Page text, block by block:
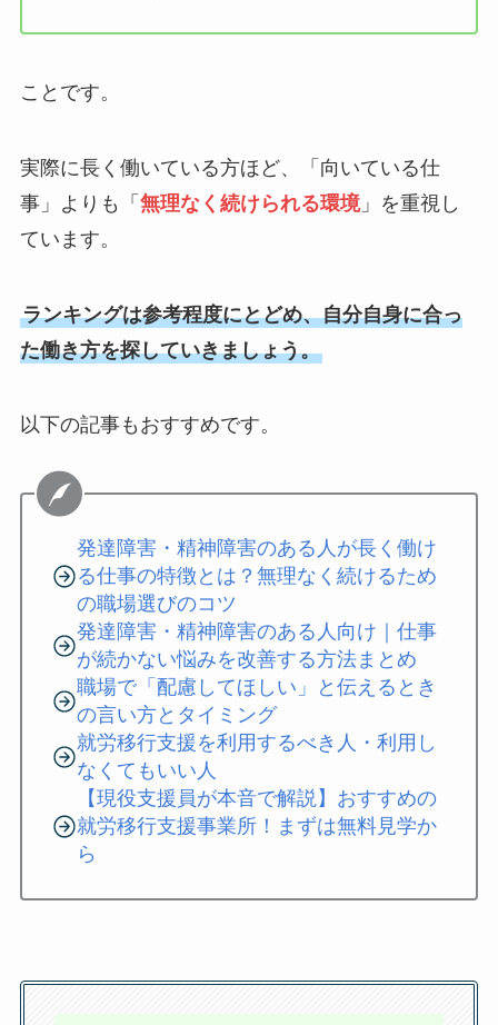
ことです。
実際に長く働いている方ほど、「向いている仕
事」よりも「 無理なく続けられる環境」を重視し
ています。
ランキングは参考程度にとどめ、自分自身に合っ
た働き方を探していきましょう。
以下の記事もおすすめです。
発達障害・精神障害のある人が長く働け
る仕事の特徴とは？無理なく続けるため
の職場選びのコツ
発達障害・精神障害のある人向け｜仕事
が続かない悩みを改善する方法まとめ
職場で「配慮してほしい」と伝えるとき
の言い方とタイミング
就労移行支援を利用するべき人・利用し
なくてもいい人
【現役支援員が本音で解説】おすすめの
就労移行支援事業所！まずは無料見学か
ら